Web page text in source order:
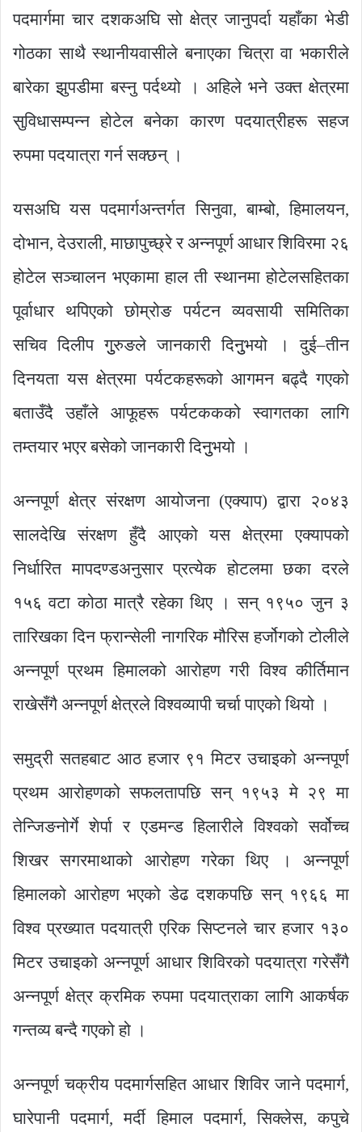
पदमार्गमा चार दशकअघि सो क्षेत्र जानुपर्दा यहाँका भेडी
गोठका साथै स्थानीयवासीले बनाएका चित्रा वा भकारीले
बारेका झुपडीमा बस्नु पर्दथ्यो । अहिले भने उक्त क्षेत्रमा
सुविधासम्पन्न होटेल बनेका कारण पदयात्रीहरू सहज
रुपमा पदयात्रा गर्न सक्छन् ।
यसअघि यस पदमार्गअन्तर्गत सिनुवा, बाम्बो, हिमालयन,
दोभान, देउराली, माछापुच्छ्रे र अन्नपूर्ण आधार शिविरमा २६
होटेल सञ्चालन भएकामा हाल ती स्थानमा होटेलसहितका
पूर्वाधार थपिएको छोम्रोङ पर्यटन व्यवसायी समितिका
सचिव दिलीप गुुरुङले जानकारी दिनुुभयो । दुई–तीन
दिनयता यस क्षेत्रमा पर्यटकहरूको आगमन बढ्दै गएको
बताउँदै उहाँले आफूहरू पर्यटककको स्वागतका लागि
तम्तयार भएर बसेको जानकारी दिनुुभयो ।
अन्नपूर्ण क्षेत्र संरक्षण आयोजना (एक्याप) द्वारा २०४३
सालदेखि संरक्षण हुँदै आएको यस क्षेत्रमा एक्यापको
निर्धारित मापदण्डअनुसार प्रत्येक होटलमा छका दरले
१५६ वटा कोठा मात्रै रहेका थिए । सन् १९५० जुन ३
तारिखका दिन फ्रान्सेली नागरिक मौरिस हर्जोगको टोलीले
अन्नपूर्ण प्रथम हिमालको आरोहण गरी विश्व कीर्तिमान
राखेसँगै अन्नपूर्ण क्षेत्रले विश्वव्यापी चर्चा पाएको थियो ।
समुद्री सतहबाट आठ हजार ९१ मिटर उचाइको अन्नपूर्ण
प्रथम आरोहणको सफलतापछि सन् १९५३ मे २९ मा
तेन्जिङनोर्गे शेर्पा र एडमन्ड हिलारीले विश्वको सर्वोच्च
शिखर सगरमाथाको आरोहण गरेका थिए । अन्नपूर्ण
हिमालको आरोहण भएको डेढ दशकपछि सन् १९६६ मा
विश्व प्रख्यात पदयात्री एरिक सिप्टनले चार हजार १३०
मिटर उचाइको अन्नपूर्ण आधार शिविरको पदयात्रा गरेसँगै
अन्नपूर्ण क्षेत्र क्रमिक रुपमा पदयात्राका लागि आकर्षक
गन्तव्य बन्दै गएको हो ।
अन्नपूर्ण चक्रीय पदमार्गसहित आधार शिविर जाने पदमार्ग,
घारेपानी पदमार्ग, मर्दी हिमाल पदमार्ग, सिक्लेस, कपुचे